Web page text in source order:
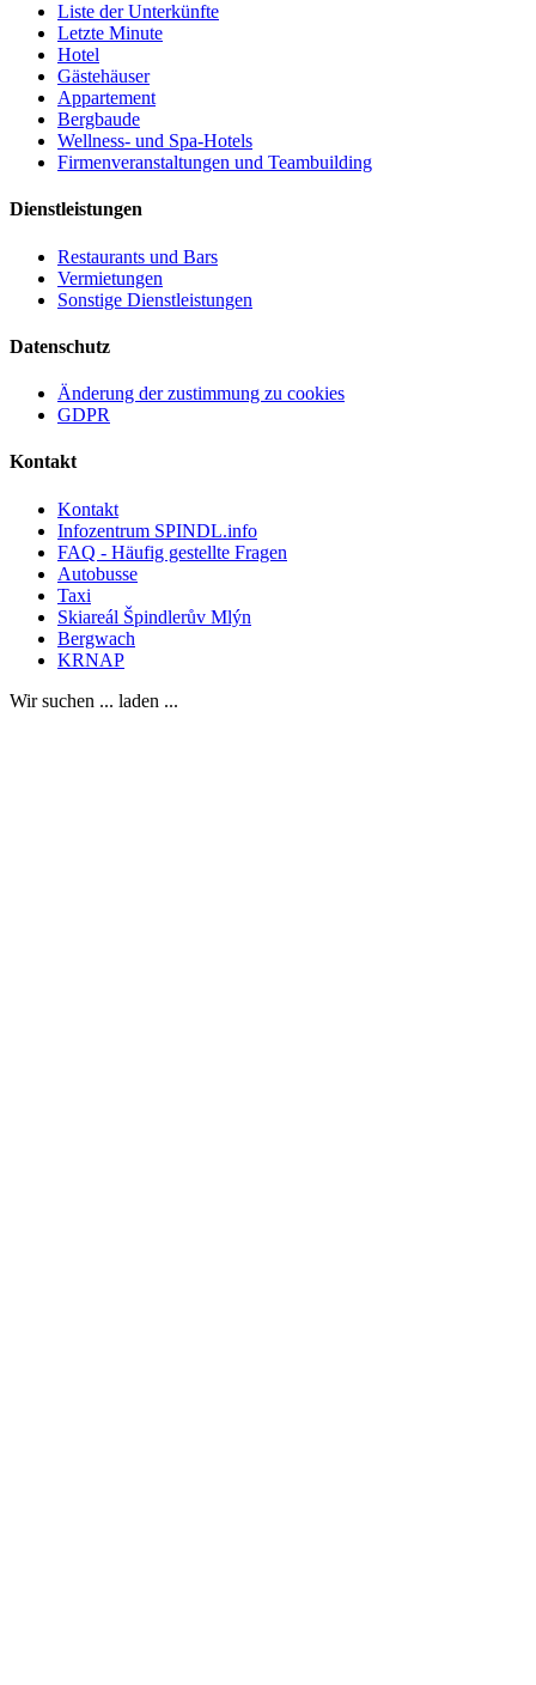
Liste der Unterkünfte
Letzte Minute
Hotel
Gästehäuser
Appartement
Bergbaude
Wellness- und Spa-Hotels
Firmenveranstaltungen und Teambuilding
Dienstleistungen
Restaurants und Bars
Vermietungen
Sonstige Dienstleistungen
Datenschutz
Änderung der zustimmung zu cookies
GDPR
Kontakt
Kontakt
Infozentrum SPINDL.info
FAQ - Häufig gestellte Fragen
Autobusse
Taxi
Skiareál Špindlerův Mlýn
Bergwach
KRNAP
Wir suchen ... laden ...